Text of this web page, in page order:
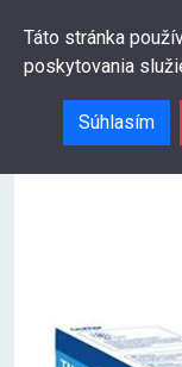
Táto stránka
poskytovania
Súhlasím